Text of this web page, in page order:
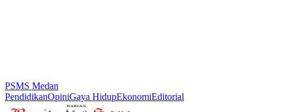
PSMS Medan
PendidikanOpiniGaya HidupEkonomiEditorial